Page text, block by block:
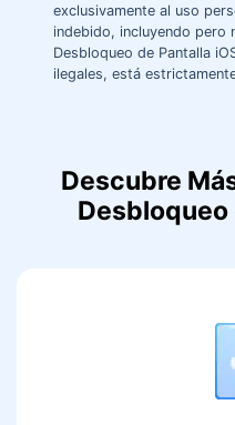
exclusivamente al uso
indebido, incluyendo pero
Desbloqueo de Pantalla
ilegales, está
Descubre
Desbloqueo